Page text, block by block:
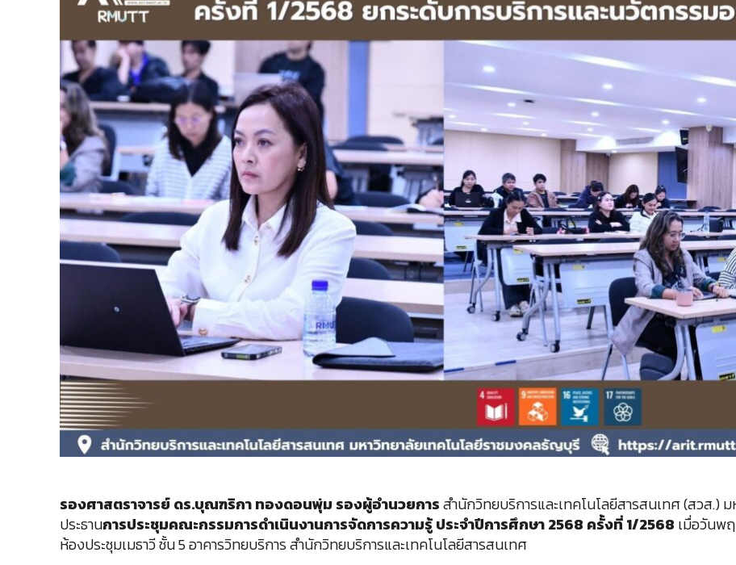
รองศาสตราจารย์ ดร.บุณฑริกา ทองดอนพุ่ม รองผู้อำนวยการสำนักวิทยบริการและเทคโนโลยีสารสนเทศ (สวส.)
ประธานการประชุมคณะกรรมการดำเนินงานการจัดการความรู้ ประจำปีการศึกษา 2568 ครั้งที่ 1/2568 เมื่อวันพ
ห้องประชุมเมธาวี ชั้น 5 อาคารวิทยบริการ สำนักวิทยบริการและเทคโนโลยีสารสนเทศ